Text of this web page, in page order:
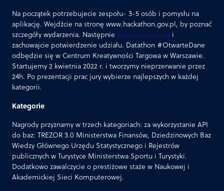
Na początek potrzebujecie zespołu- 3-5 osób i pomysłu na
aplikację. Wejdźcie na stronę www.hackathon.gov.pl, by poznać
szczegóły wydarzenia. Następnie zarejestrujcie się i
zachowajcie potwierdzenie udziału. Datathon #OtwarteDane
odbędzie się w Centrum Kreatywności Targowa w Warszawie.
Startujemy 2 kwietnia 2022 r. i tworzymy nieprzerwanie przez
24h. Po prezentacji prac jury wybierze najlepszych w każdej
kategorii.
Kategorie
Nagrody przyznamy w trzech kategoriach: za wykorzystanie API
do baz: TREZOR 3.0 Ministerstwa Finansów, Dziedzinowych Baz
Wiedzy Głównego Urzędu Statystycznego i Rejestrów
publicznych w Turystyce Ministerstwa Sportu i Turystyki.
Dodatkowo zawalczycie o prestiżowe staże w Naukowej i
Akademickiej Sieci Komputerowej.